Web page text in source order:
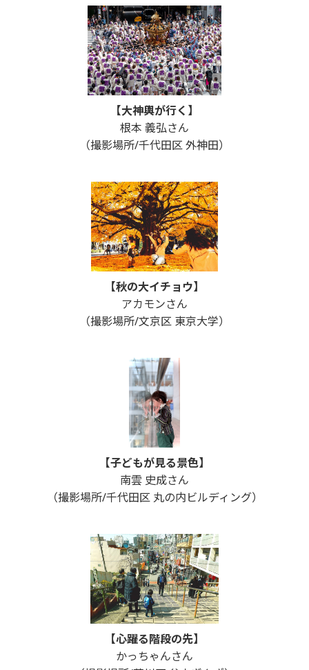
【大神輿が行く】
根本 義弘さん
（撮影場所/千代田区 外神田）
【秋の大イチョウ】
アカモンさん
（撮影場所/文京区 東京大学）
【子どもが見る景色】
南雲 史成さん
（撮影場所/千代田区 丸の内ビルディング）
【心躍る階段の先】
かっちゃんさん